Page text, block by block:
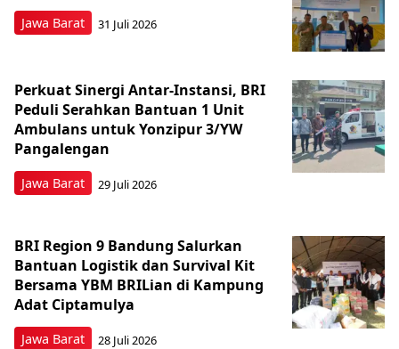
Jawa Barat 31 Juli 2026
Jawa Barat
Perkuat Sinergi Antar-Instansi, BRI
Peduli Serahkan Bantuan 1 Unit
Ambulans untuk Yonzipur 3/YW
Pangalengan
29 Juli 2026
Jawa Barat
BRI Region 9 Bandung Salurkan
Bantuan Logistik dan Survival Kit
Bersama YBM BRILian di Kampung
Adat Ciptamulya
28 Juli 2026